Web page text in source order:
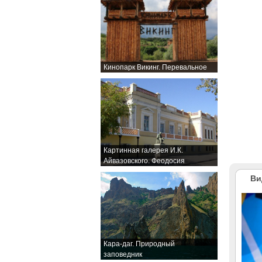
Кинопарк Викинг. Перевальное
Картинная галерея И.К.
Айвазовского. Феодосия
Кара-даг. Природный
заповедник